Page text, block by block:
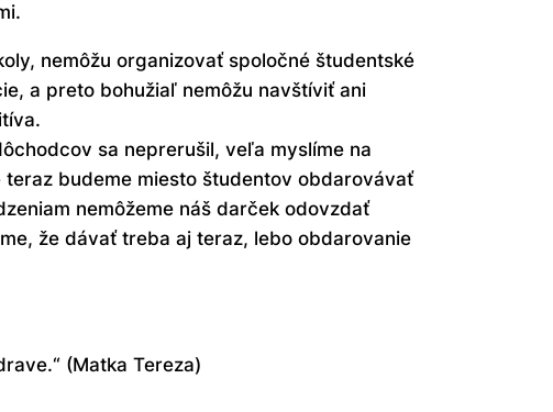
nemôžu organizovať spoločné študentské
a preto bohužiaľ nemôžu navštíviť ani
sa neprerušil, veľa myslíme na
budeme miesto študentov obdarovávať
nemôžeme náš darček odovzdať
že dávať treba aj teraz, lebo obdarovanie
(Matka Tereza)